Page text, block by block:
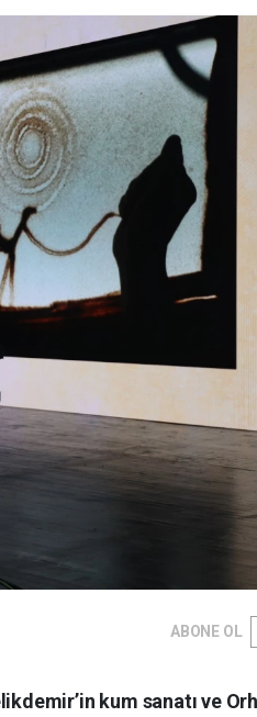
ABONE OL
kum sanatı ve